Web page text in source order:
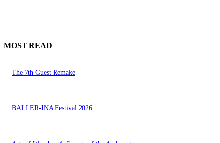
MOST READ
The 7th Guest Remake
BALLER-INA Festival 2026